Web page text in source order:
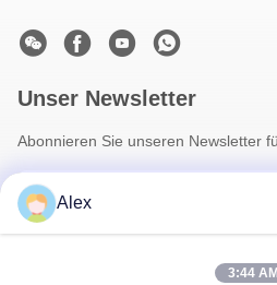
Unser Newsletter
Abonnieren Sie unseren Newsletter
Alex
3:44 AM